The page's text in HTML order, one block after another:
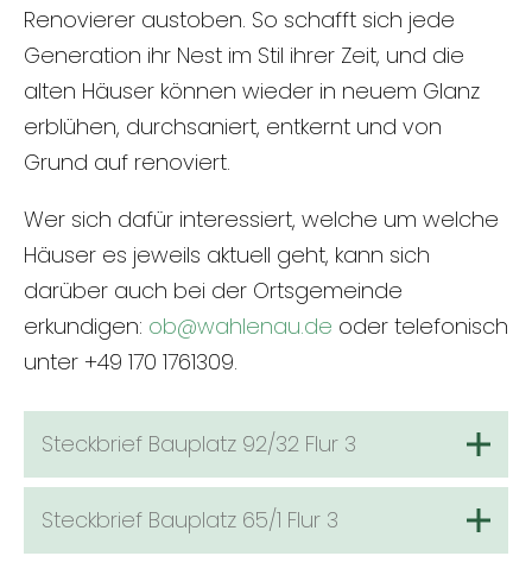
Renovierer austoben. So schafft sich jede
Generation ihr Nest im Stil ihrer Zeit, und die
alten Häuser können wieder in neuem Glanz
erblühen, durchsaniert, entkernt und von
Grund auf renoviert.
Wer sich dafür interessiert, welche um welche
Häuser es jeweils aktuell geht, kann sich
darüber auch bei der Ortsgemeinde
erkundigen: ob@wahlenau.de oder telefonisch
unter +49 170 1761309.
Steckbrief Bauplatz 92/32 Flur 3
Steckbrief Bauplatz 65/1 Flur 3